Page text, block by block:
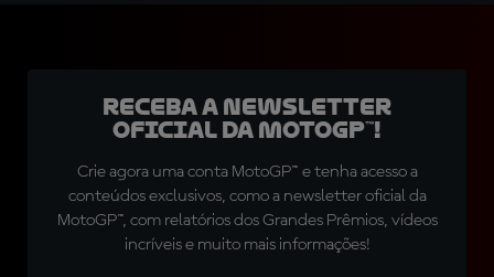
Receba a newsletter
oficial da MotoGP™!
Crie agora uma conta MotoGP™ e tenha acesso a
conteúdos exclusivos, como a newsletter oficial da
MotoGP™, com relatórios dos Grandes Prêmios, vídeos
incríveis e muito mais informações!